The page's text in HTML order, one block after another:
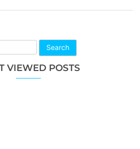
Search
VIEWED POSTS